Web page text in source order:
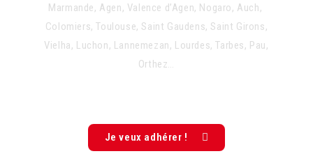
Marmande, Agen, Valence d’Agen, Nogaro, Auch,
Colomiers, Toulouse, Saint Gaudens, Saint Girons,
Vielha, Luchon, Lannemezan, Lourdes, Tarbes, Pau,
Orthez…
Je veux adhérer !